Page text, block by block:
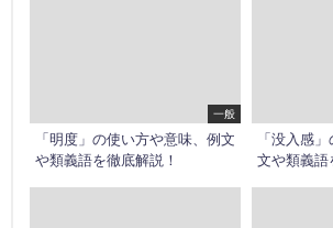
一般
「明度」の使い方や意味、例文
や類義語を徹底解説！
「没入感
文や類義語